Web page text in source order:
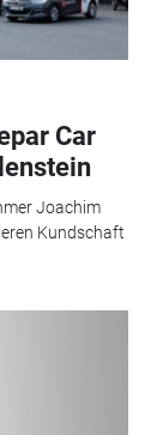
Car
Joachim
Kundschaft